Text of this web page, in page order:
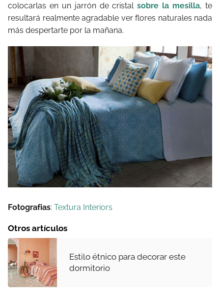
colocarlas en un jarrón de cristalsobre la mesilla, te
resultará realmente agradable ver flores naturales nada
más despertarte por la mañana.
Fotografias: Textura Interiors
Otros artículos
Estilo étnico para decorar este
dormitorio